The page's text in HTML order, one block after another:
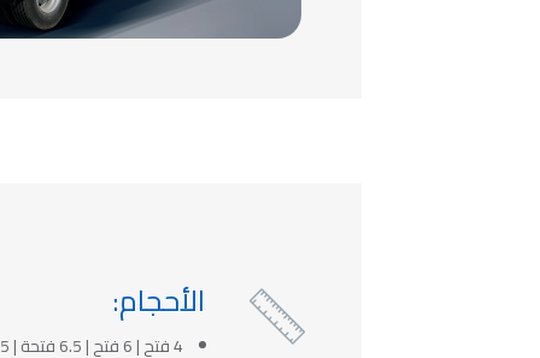
 الأحجام:
4 فتح | 6 فتح | 6.5 فتحة | 8.5 فتحة | 10 فتحة